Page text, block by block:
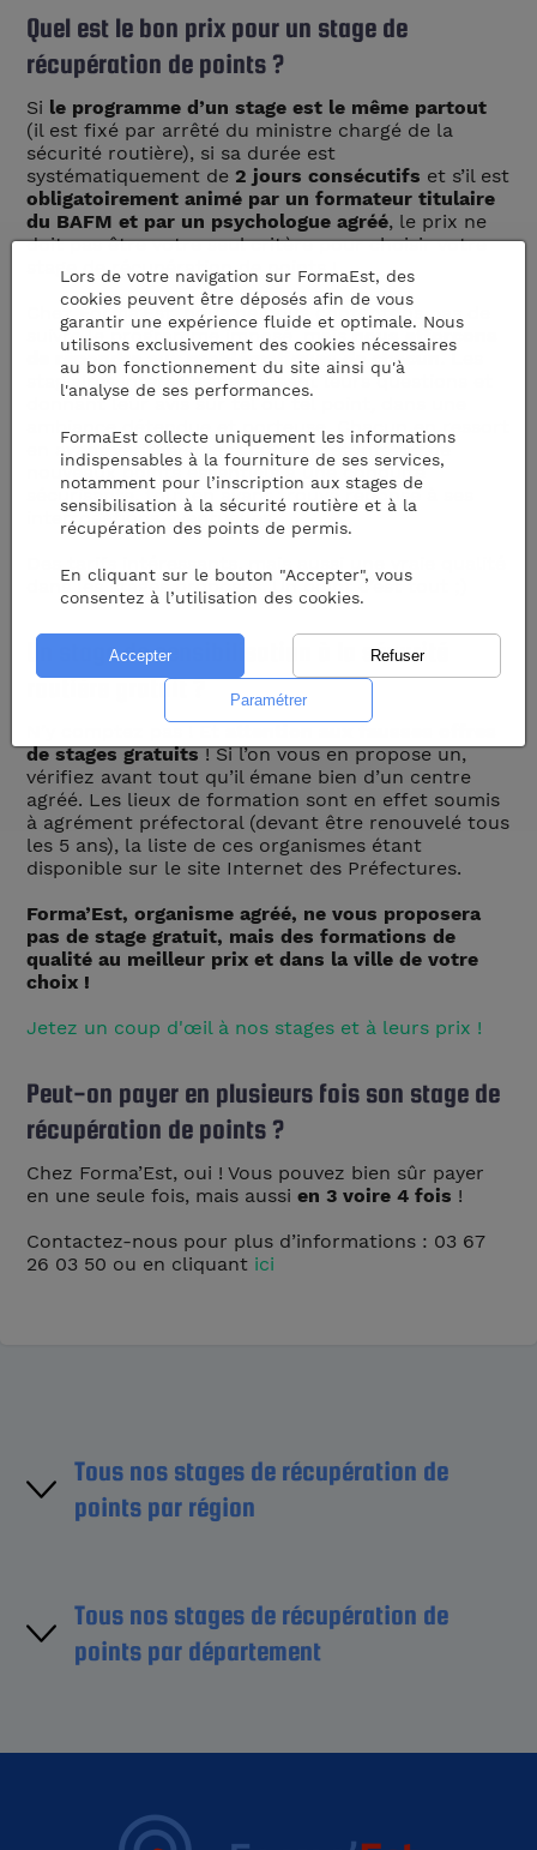
Quel est le bon prix pour un stage de
récupération de points ?
Si le programme d’un stage est le même partout
(il est fixé par arrêté du ministre chargé de la
sécurité routière), si sa durée est
systématiquement de2 jours consécutifs et s’il est
obligatoirement animé par un formateur titulaire
du BAFM et par un psychologue agréé, le prix ne
doit pas être votre seul critère pour choisir votre
stage de récupération de points !
Chez Forma’Est, nous ne nous contentons pas de
suivre le programme imposé, maisnous efforçons
de répondre aux problématiques de chacun . Les
stagiaires interagissent, posant leurs questions et
donnant leur avis sur tel ou tel point, dans une
ambiance détendue et porteuse. Chacun en ressort
en ayant véritablement compris et intégré de
nouveaux points essentiels à une conduite
sécurisante, tout en ayant trouvé réponse à ses
interrogations éventuelles.
Des tarifs intéressants, mais aussi une vraie qualité
dans lesstages proposés. Un point c’est tout ;)
Un stage de sensibilisation à la sécurité
routière gratuit ?
de stages gratuits! Si l’on vous en propose un,
vérifiez avant tout qu’il émane bien d’un centre
agréé. Les lieux de formation sont en effet soumis
à agrément préfectoral (devant être renouvelé tous
les 5 ans), la liste de ces organismes étant
disponible sur le site Internet des Préfectures.
Forma’Est, organisme agréé, ne vous proposera
pas de stage gratuit, mais des formations de
qualité au meilleur prix et dans la ville de votre
choix !
Jetez un coup d'œil à nos stages et à leurs prix !
Peut-on payer en plusieurs fois son stage de
récupération de points ?
Chez Forma’Est, oui ! Vous pouvez bien sûr payer
en une seule fois, mais aussien 3 voire 4 fois !
Contactez-nous pour plus d’informations : 03 67
26 03 50 ou en cliquant ici
Tous nos stages de récupération de
points par région
Région Centre-Val de Loire
Tous nos stages de récupération de
points par département
Lors de votre navigation sur FormaEst, des
cookies peuvent être déposés afin de vous
garantir une expérience fluide et optimale. Nous
utilisons exclusivement des cookies nécessaires
au bon fonctionnement du site ainsi qu'à
l'analyse de ses performances.
FormaEst collecte uniquement les informations
indispensables à la fourniture de ses services,
notamment pour l’inscription aux stages de
sensibilisation à la sécurité routière et à la
récupération des points de permis.
En cliquant sur le bouton "Accepter", vous
consentez à l’utilisation des cookies.